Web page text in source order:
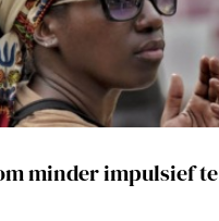
minder impulsief te